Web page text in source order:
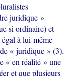
juridique »
si ordinaire) et
à lui-même
« juridique » (3).
« en réalité » une
et que plusieurs